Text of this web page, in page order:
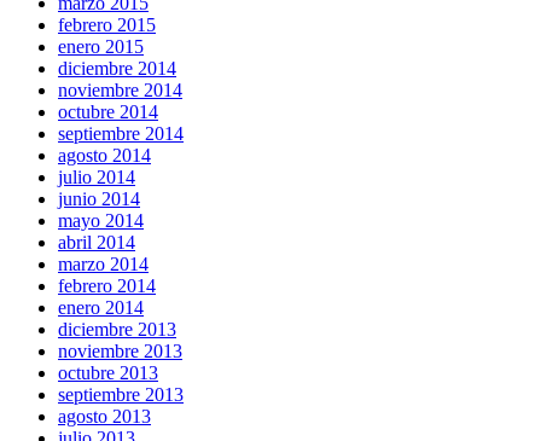
febrero 2015
enero 2015
diciembre 2014
noviembre 2014
octubre 2014
septiembre 2014
agosto 2014
julio 2014
junio 2014
mayo 2014
abril 2014
marzo 2014
febrero 2014
enero 2014
diciembre 2013
noviembre 2013
octubre 2013
septiembre 2013
agosto 2013